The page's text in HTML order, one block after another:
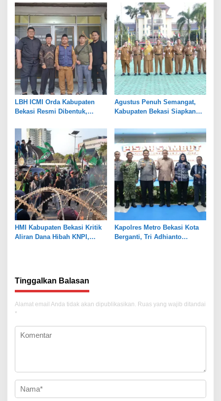
Kelola
Industri dan Pertanian
LBH ICMI Orda Kabupaten
Bekasi Resmi Dibentuk,
Pendampingan Hukum
Agustus Penuh Semangat,
Kabupaten Bekasi Siapkan
Hari Besar
HMI Kabupaten Bekasi Kritik
Aliran Dana Hibah KNPI,
Kapolres Metro Bekasi Kota
Berganti, Tri Adhianto
Tinggalkan Balasan
Alamat email Anda tidak akan dipublikasikan. Ruas yang wajib ditandai
*